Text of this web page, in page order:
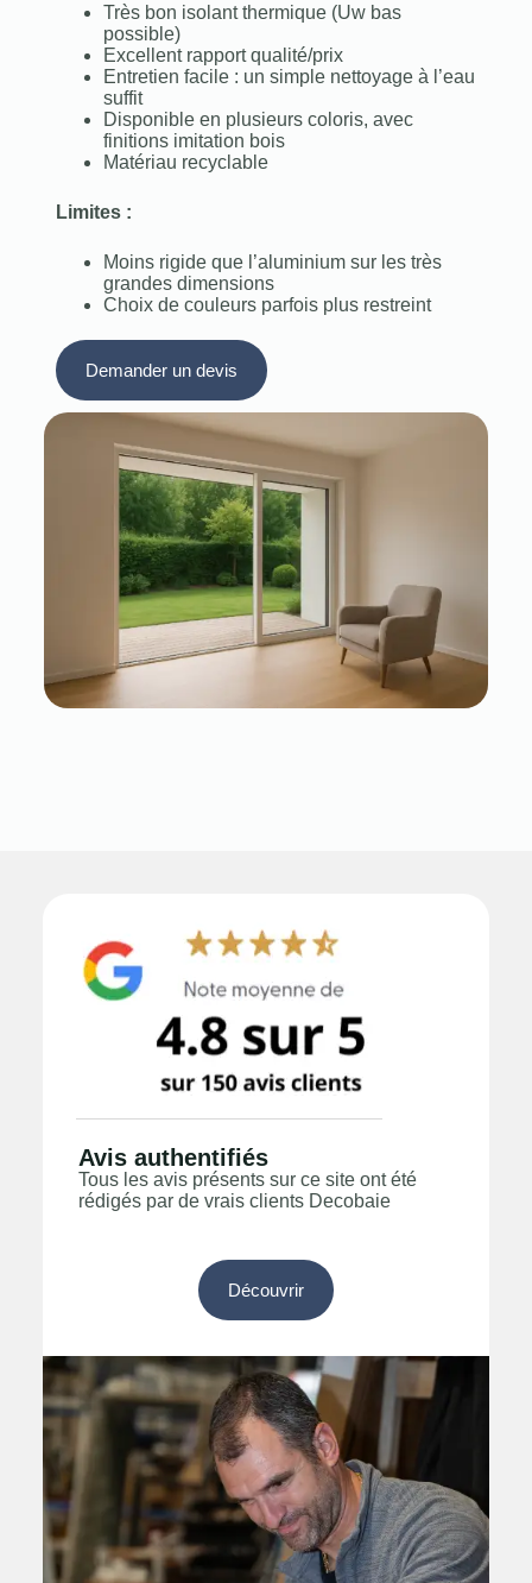
Très bon isolant thermique (Uw bas
possible)
Excellent rapport qualité/prix
Entretien facile : un simple nettoyage à l’eau
suffit
Disponible en plusieurs coloris, avec
finitions imitation bois
Matériau recyclable
Limites :
Moins rigide que l’aluminium sur les très
grandes dimensions
Choix de couleurs parfois plus restreint
Demander un devis
Avis authentifiés
Tous les avis présents sur ce site ont été
rédigés par de vrais clients Decobaie
Découvrir